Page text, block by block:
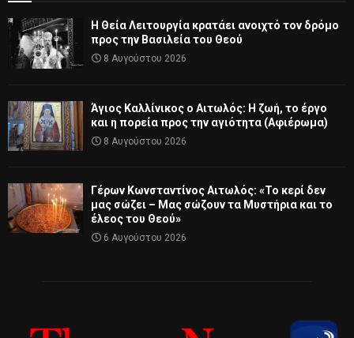
Η Θεία Λειτουργία κρατάει ανοιχτό τον δρόμο
προς την Βασιλεία του Θεού
8 Αυγούστου 2026
Άγιος Καλλίνικος ο Αιτωλός: Η ζωή, το έργο
και η πορεία προς την αγιότητα (Αφιέρωμα)
8 Αυγούστου 2026
Γέρων Κωνσταντίνος Αιτωλός: «Το κερί δεν
μας σώζει – Μας σώζουν τα Μυστήρια και το
έλεος του Θεού»
6 Αυγούστου 2026